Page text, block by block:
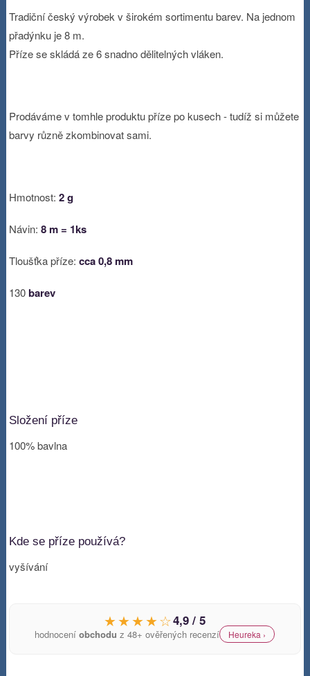
Tradiční český výrobek v širokém sortimentu barev. Na jednom
přadýnku je 8 m.
Příze se skládá ze 6 snadno dělitelných vláken.
Prodáváme v tomhle produktu příze po kusech - tudíž si můžete
barvy různě zkombinovat sami.
Hmotnost: 2 g
Návin: 8 m = 1ks
Tloušťka příze: cca 0,8 mm
130barev
Složení příze
100% bavlna
Kde se příze používá?
vyšívání
★★★★☆4,9 / 5
hodnoceníobchodu z 48+ ověřených recenzí Heureka ›